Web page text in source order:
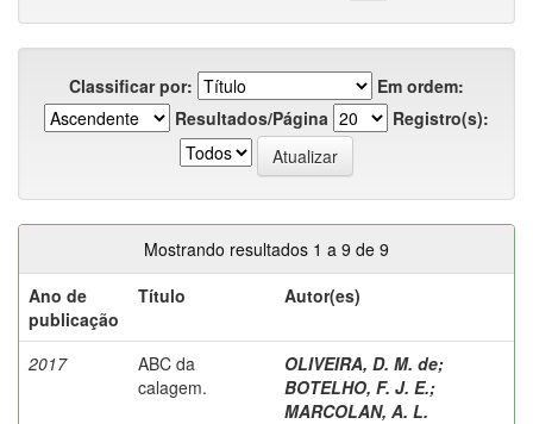
Classificar por:
Em ordem:
Resultados/Página
Registro(s):
Mostrando resultados 1 a 9 de 9
Ano de
publicação
Título Autor(es)
2017
ABC da
calagem.
OLIVEIRA, D. M. de;
BOTELHO, F. J. E.;
MARCOLAN, A. L.